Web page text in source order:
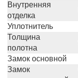
Внутренняя
отделка
Уплотнитель
Толщина
полотна
Замок основной
Замок